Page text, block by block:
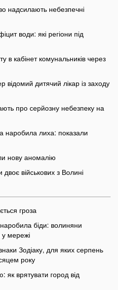
надсилають небезпечні
води: які регіони під
в кабінет комунальників через
відомий дитячий лікар із заходу
про серйозну небезпеку на
наробила лиха: показали
нову аномалію
двоє військових з Волині
гроза
біди: волиняни
у мережі
Зодіаку, для яких серпень
року
як врятувати город від